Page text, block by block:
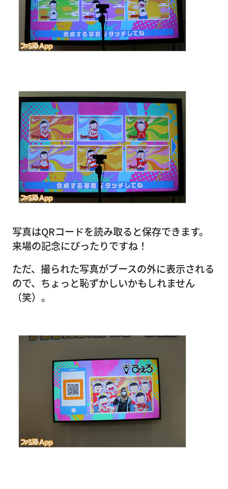
写真はQRコードを読み取ると保存できます。
来場の記念にぴったりですね！
ただ、撮られた写真がブースの外に表示される
ので、ちょっと恥ずかしいかもしれません
（笑）。